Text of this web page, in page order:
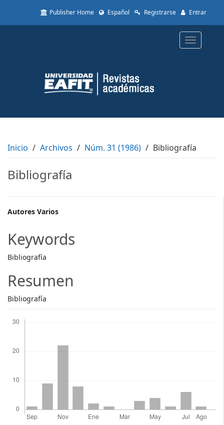
to
Content
Sidebar
Publisher Home Español Registrarse Entrar
Toggle
Inicio Archivos Núm. 31 (1986) Bibliografía
Bibliografía
Main
Article
Content
Autores Varios
Keywords
Bibliografía
Resumen
Bibliografía